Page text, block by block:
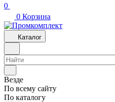
0
0 Корзина
Каталог
Везде
По всему сайту
По каталогу